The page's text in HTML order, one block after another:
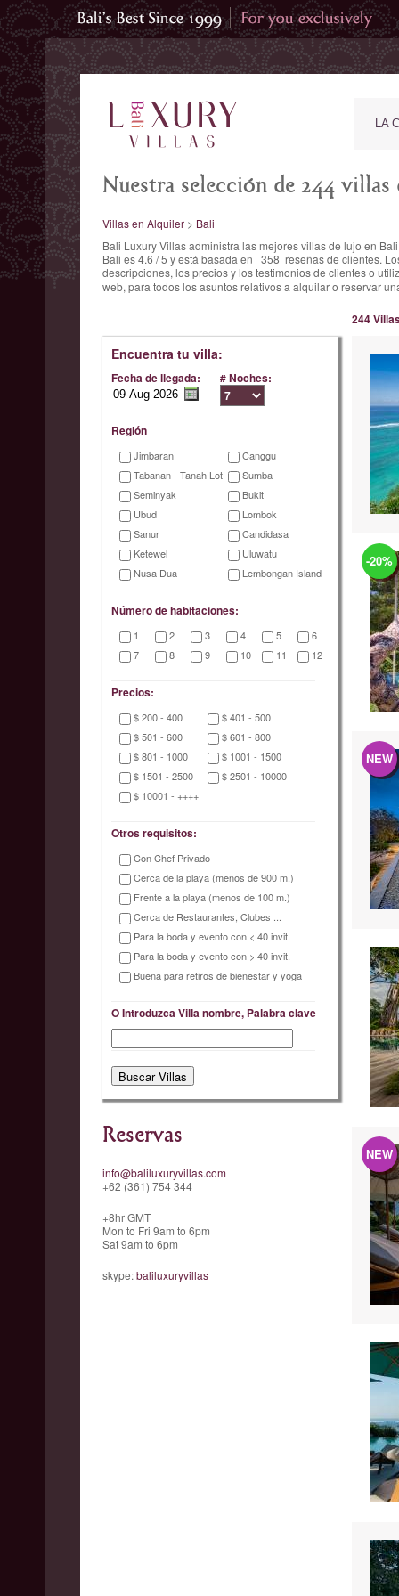
LA
Nuestra selección de 244
Villas en Alquiler> Bali
Bali Luxury Villas administra las mejores villas de lujo en
Bali es4.6 /5 y está basada en 358 reseñas de clientes.
descripciones, los precios y los testimonios de clientes o
web, para todos los asuntos relativos a alquilar o reservar
Encuentra tu villa:
Fecha de llegada: # Noches:
Región
Jimbaran
Canggu
Tabanan - Tanah Lot
Sumba
Seminyak
Bukit
Ubud
Lombok
Sanur
Candidasa
Ketewel
Uluwatu
Nusa Dua
Lembongan Island
Número de habitaciones:
1 2 3 4 5
6
7
8 9 10 11 12
Precios:
$ 200 - 400
$ 401 - 500
$ 501 - 600
$ 601 - 800
$ 801 - 1000
$ 1001 - 1500
$ 1501 - 2500
$ 2501 - 10000
$ 10001 - ++++
Otros requisitos:
Con Chef Privado
Cerca de la playa (menos de 900 m.)
Frente a la playa (menos de 100 m.)
Cerca de Restaurantes, Clubes ...
Para la boda y evento con < 40 invit.
Para la boda y evento con > 40 invit.
Buena para retiros de bienestar y yoga
O Introduzca Villa nombre, Palabra clave
Reservas
info@baliluxuryvillas.com
+62 (361) 754 344
+8hr GMT
Mon to Fri 9am to 6pm
Sat 9am to 6pm
skype: baliluxuryvillas
244
-20%
NEW
NEW